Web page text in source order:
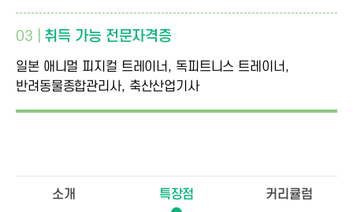
03 | 취득 가능 전문자격증
일본 애니멀 피지컬 트레이너, 독피트니스 트레이너,
반려동물종합관리사, 축산산업기사
소개 특장점 커리큘럼